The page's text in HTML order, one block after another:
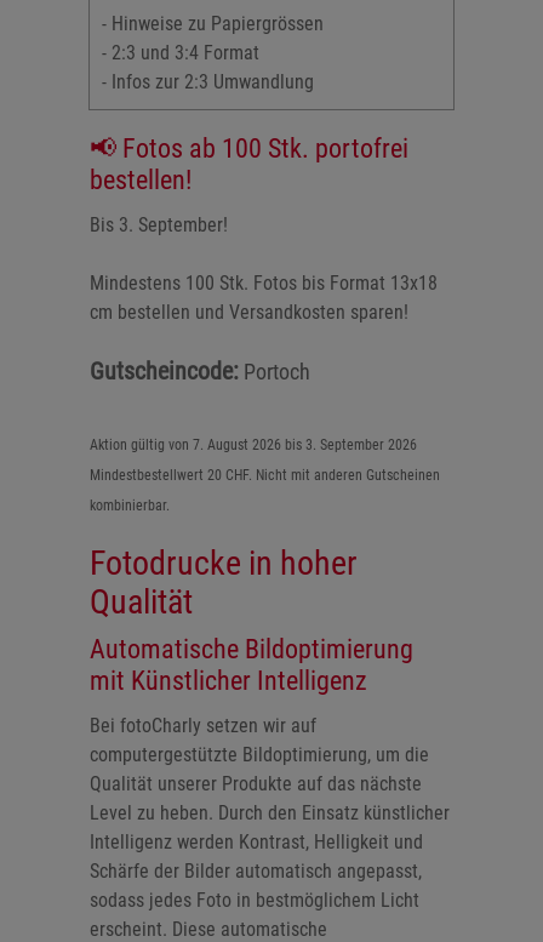
- Hinweise zu Papiergrössen
- 2:3 und 3:4 Format
- Infos zur 2:3 Umwandlung
📢 Fotos ab 100 Stk. portofrei
bestellen!
Bis 3. September!
Mindestens 100 Stk. Fotos bis Format 13x18
cm bestellen und Versandkosten sparen!
Gutscheincode: Portoch
Aktion gültig von 7. August 2026 bis 3. September 2026
Mindestbestellwert 20 CHF. Nicht mit anderen Gutscheinen
kombinierbar.
Fotodrucke in hoher
Qualität
Automatische Bildoptimierung
mit Künstlicher Intelligenz
Bei fotoCharly setzen wir auf
computergestützte Bildoptimierung, um die
Qualität unserer Produkte auf das nächste
Level zu heben. Durch den Einsatz künstlicher
Intelligenz werden Kontrast, Helligkeit und
Schärfe der Bilder automatisch angepasst,
sodass jedes Foto in bestmöglichem Licht
erscheint. Diese automatische